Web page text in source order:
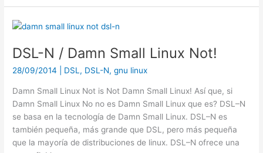
DSL-N / Damn Small Linux Not!
28/09/2014 DSL , DSL-N,gnu linux
Damn Small Linux Not is Not Damn Small Linux! Así que, si
Damn Small Linux No no es Damn Small Linux que es? DSL–N
se basa en la tecnología de Damn Small Linux. DSL–N es
también pequeña, más grande que DSL, pero más pequeña
que la mayoría de distribuciones de linux. DSL–N ofrece una
DSL-
/
Small
Linux
Not!